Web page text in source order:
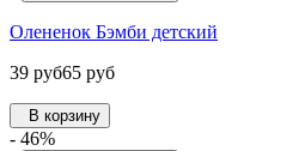
Олененок Бэмби детский
39 руб65 руб
В корзину
- 46%